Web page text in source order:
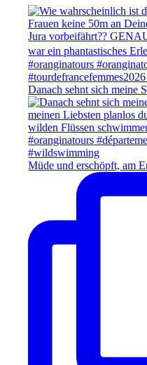
Danach sehnt sich meine
Müde und erschöpft, am